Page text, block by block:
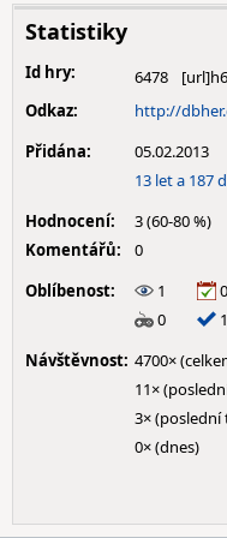
Statistiky
Id hry:
6478
Odkaz:
http://
Přidána:
05.02.2013
13 let a 187
Hodnocení:
3 (60-80 %)
Komentářů:
0
Oblíbenost:
1
0
0
1
Návštěvnost: 4700×
11×
3× (poslední
0× (dnes)